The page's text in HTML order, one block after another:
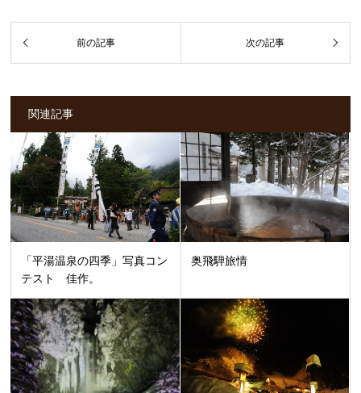
関連記事
「平湯温泉の四季」写真コン
テスト 佳作。
奥飛騨旅情